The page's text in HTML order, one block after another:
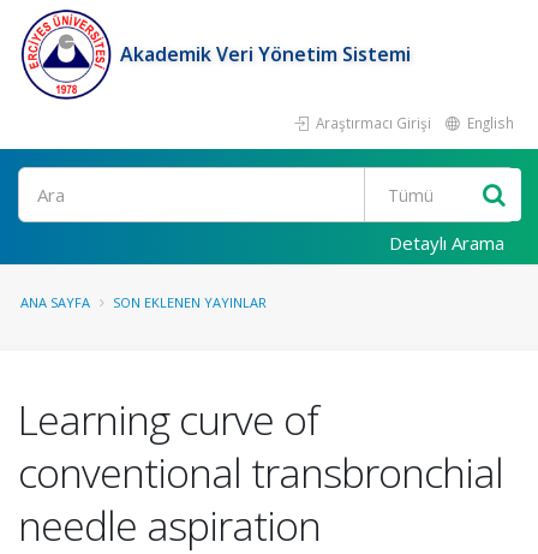
Akademik Veri Yönetim Sistemi
Araştırmacı Girişi English
Ara
Detaylı Arama
ANA SAYFA SON EKLENEN YAYINLAR
Learning curve of
conventional transbronchial
needle aspiration